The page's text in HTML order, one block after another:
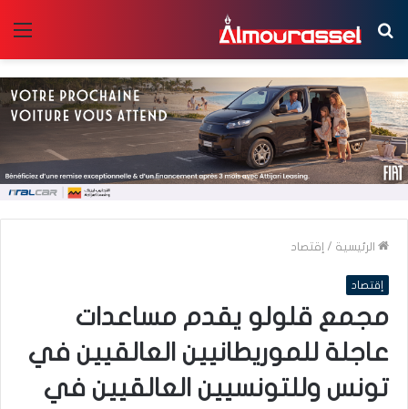
بحث
عن
الرئيسية / إقتصاد
إقتصاد
مجمع قلولو يقدم مساعدات
عاجلة للموريطانيين العالقيين في
تونس وللتونسيين العالقيين في